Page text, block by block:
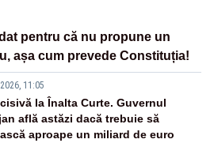
pentru că nu propune un
așa cum prevede Constituția!
11:05
la Înalta Curte. Guvernul
află astăzi dacă trebuie să
aproape un miliard de euro